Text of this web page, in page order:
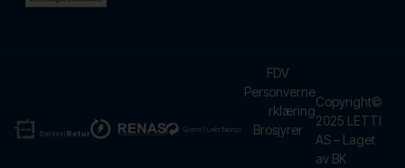
Copyright©
2025 LETTI
AS – Laget
av BK
FDV
Personverne
rklæring
Brosjyrer